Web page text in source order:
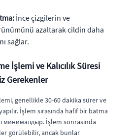
İnce çizgilerin ve
azaltarak cildin daha
sağlar.
İşlemi ve Kalıcılık Süresi
Gerekenler
genellikle 30-60 dakika sürer ve
İşlem sırasında hafif bir batma
минималдыр. İşlem sonrasında
görülebilir, ancak bunlar